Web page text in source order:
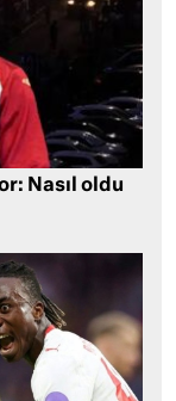
Nasıl oldu